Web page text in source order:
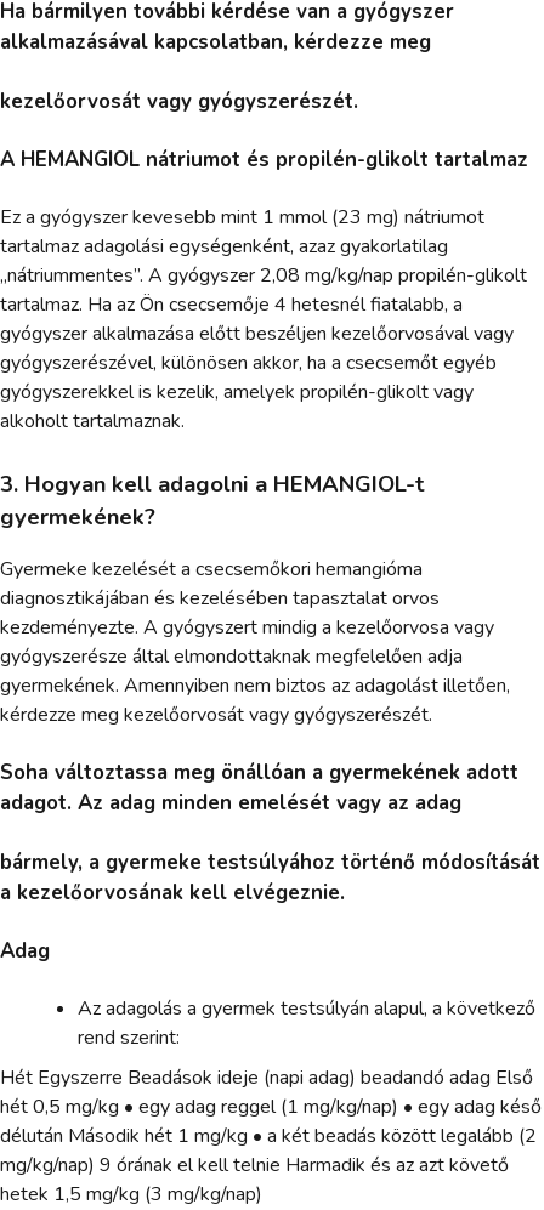
Ha bármilyen további kérdése van a gyógyszer
alkalmazásával kapcsolatban, kérdezze meg
kezelőorvosát vagy gyógyszerészét.
A HEMANGIOL nátriumot és propilén-glikolt tartalmaz
Ez a gyógyszer kevesebb mint 1 mmol (23 mg) nátriumot
tartalmaz adagolási egységenként, azaz gyakorlatilag
„nátriummentes”. A gyógyszer 2,08 mg/kg/nap propilén-glikolt
tartalmaz. Ha az Ön csecsemője 4 hetesnél fiatalabb, a
gyógyszer alkalmazása előtt beszéljen kezelőorvosával vagy
gyógyszerészével, különösen akkor, ha a csecsemőt egyéb
gyógyszerekkel is kezelik, amelyek propilén-glikolt vagy
alkoholt tartalmaznak.
3. Hogyan kell adagolni a HEMANGIOL-t
gyermekének?
Gyermeke kezelését a csecsemőkori hemangióma
diagnosztikájában és kezelésében tapasztalat orvos
kezdeményezte. A gyógyszert mindig a kezelőorvosa vagy
gyógyszerésze által elmondottaknak megfelelően adja
gyermekének. Amennyiben nem biztos az adagolást illetően,
kérdezze meg kezelőorvosát vagy gyógyszerészét.
Soha változtassa meg önállóan a gyermekének adott
adagot. Az adag minden emelését vagy az adag
bármely, a gyermeke testsúlyához történő módosítását
a kezelőorvosának kell elvégeznie.
Adag
Az adagolás a gyermek testsúlyán alapul, a következő
rend szerint:
Hét Egyszerre Beadások ideje (napi adag) beadandó adag Első
hét 0,5 mg/kg • egy adag reggel (1 mg/kg/nap) • egy adag késő
délután Második hét 1 mg/kg • a két beadás között legalább (2
mg/kg/nap) 9 órának el kell telnie Harmadik és az azt követő
hetek 1,5 mg/kg (3 mg/kg/nap)